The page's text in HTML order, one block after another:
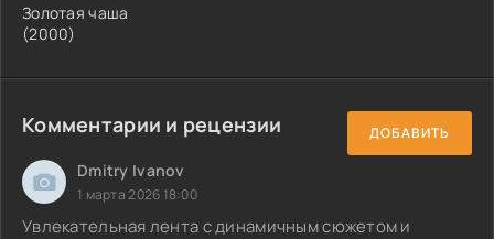
Золотая чаша
(2000)
Комментарии и рецензии ДОБАВИТЬ
Dmitry Ivanov
1 марта 2026 18:00
Увлекательная лента с динамичным сюжетом и